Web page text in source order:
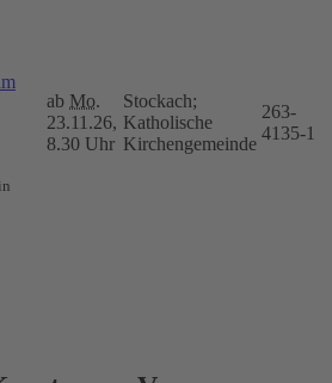
ab Mo.
23.11.26,
8.30 Uhr
Stockach;
Katholische
Kirchengemeinde
263-
4135-1